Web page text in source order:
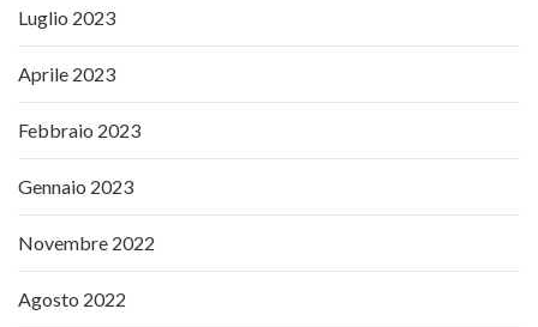
Luglio 2023
Aprile 2023
Febbraio 2023
Gennaio 2023
Novembre 2022
Agosto 2022